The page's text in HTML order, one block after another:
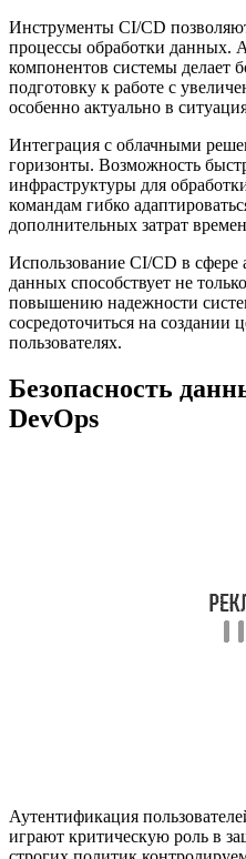
Инструменты CI/CD
процессы обработки данных.
компонентов системы делает
подготовку к работе с
особенно актуально в
Интеграция с облачными
горизонты. Возможность
инфраструктуры для
командам гибко
дополнительных затрат
Использование CI/CD в сфере
данных способствует не
повышению надежности
сосредоточиться на создании
пользователях.
Безопасность
DevOps
Аутентификация
играют критическую роль в